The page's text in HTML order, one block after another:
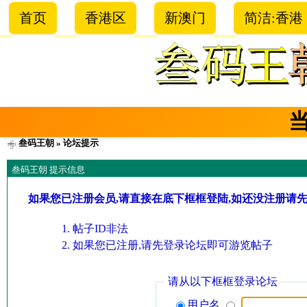
首页 香港区 新澳门 简洁:香港
叁码王朝 » 论坛提示
叁码王朝 提示信息
如果您已注册会员,请直接在底下框框登陆,如还没注册请
帖子ID非法
如果您已注册,请先登录论坛即可游览帖子
请从以下框框登录论坛
用户名